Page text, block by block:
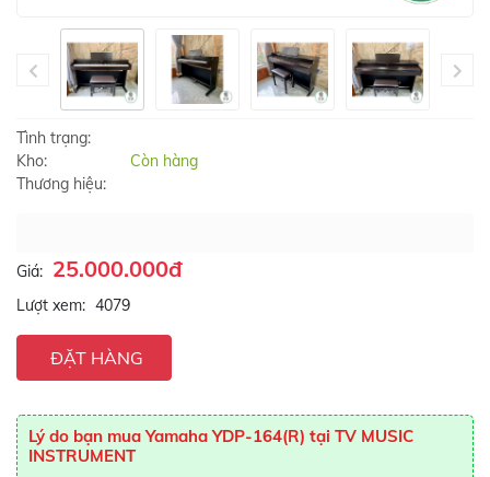
Tình trạng:
Kho:
Còn hàng
Thương hiệu:
Giá: 25.000.000đ
Lượt xem: 4079
ĐẶT HÀNG
Lý do bạn mua Yamaha YDP-164(R) tại TV MUSIC
INSTRUMENT